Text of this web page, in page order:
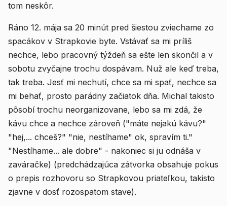
tom neskôr.
Ráno 12. mája sa 20 minút pred šiestou zviechame zo
spacákov v Strapkovie byte. Vstávať sa mi príliš
nechce, lebo pracovný týždeň sa ešte len skončil a v
sobotu zvyčajne trochu dospávam. Nuž ale keď treba,
tak treba. Jesť mi nechutí, chce sa mi spať, nechce sa
mi behať, prosto parádny začiatok dňa. Michal takisto
pôsobí trochu neorganizovane, lebo sa mi zdá, že
kávu chce a nechce zároveň ("máte nejakú kávu?"
"hej,... chceš?" "nie, nestíhame" ok, spravím ti."
"Nestíhame... ale dobre" - nakoniec si ju odnáša v
zaváračke) (predchádzajúca zátvorka obsahuje pokus
o prepis rozhovoru so Strapkovou priateľkou, takisto
zjavne v dosť rozospatom stave).